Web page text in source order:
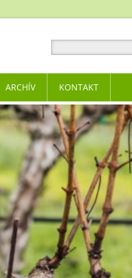
ARCHÍV KONTAKT